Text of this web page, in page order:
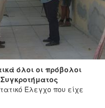
όλοι οι πρόβολοι
Έλεγχο που είχε